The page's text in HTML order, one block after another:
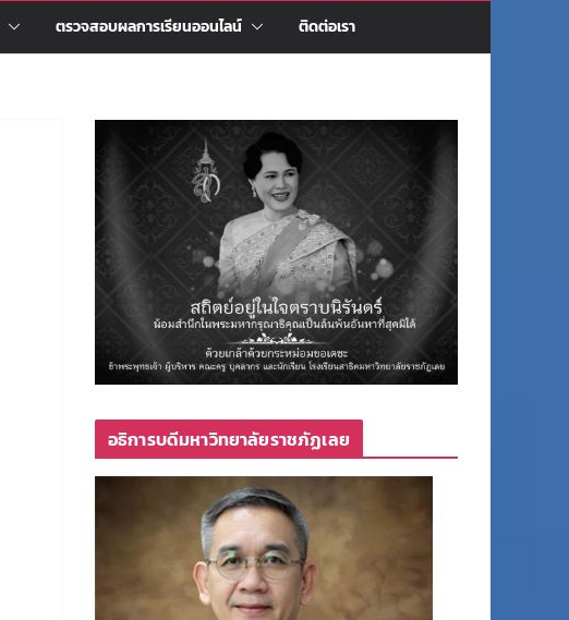
ตรวจสอบผลการเรียนออนไลน์ ติดต่อเรา
อธิการบดีมหาวิทยาลัยราชภัฏเลย